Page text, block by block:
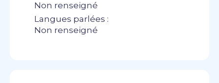
Non renseigné
Langues parlées :
Non renseigné